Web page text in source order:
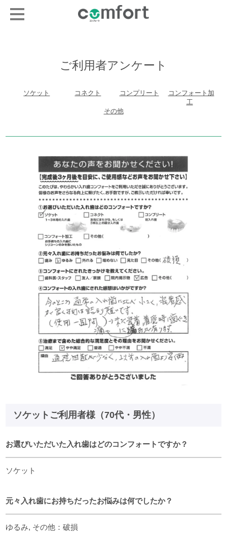
ご利用者アンケート
ソケット コネクト コンプリート
コンフォート加
工
その他
ソケットご利用者様（70代・男性）
お選びいただいた入れ歯はどのコンフォートですか？
ソケット
元々入れ歯にお持ちだったお悩みは何でしたか？
ゆるみ, その他：破損